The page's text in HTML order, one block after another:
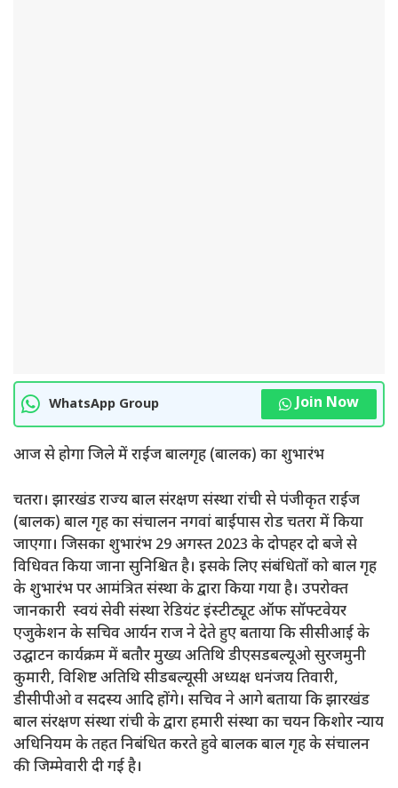
WhatsApp Group Join Now
आज से होगा जिले में राईज बालगृह (बालक) का शुभारंभ
चतरा। झारखंड राज्य बाल संरक्षण संस्था रांची से पंजीकृत राईज
(बालक) बाल गृह का संचालन नगवां बाईपास रोड चतरा में किया
जाएगा। जिसका शुभारंभ 29 अगस्त 2023 के दोपहर दो बजे से
विधिवत किया जाना सुनिश्चित है। इसके लिए संबंधितों को बाल गृह
के शुभारंभ पर आमंत्रित संस्था के द्वारा किया गया है। उपरोक्त
जानकारी स्वयं सेवी संस्था रेडियंट इंस्टीट्यूट ऑफ सॉफ्टवेयर
एजुकेशन के सचिव आर्यन राज ने देते हुए बताया कि सीसीआई के
उद्घाटन कार्यक्रम में बतौर मुख्य अतिथि डीएसडबल्यूओ सुरजमुनी
कुमारी, विशिष्ट अतिथि सीडबल्यूसी अध्यक्ष धनंजय तिवारी,
डीसीपीओ व सदस्य आदि होंगे। सचिव ने आगे बताया कि झारखंड
बाल संरक्षण संस्था रांची के द्वारा हमारी संस्था का चयन किशोर न्याय
अधिनियम के तहत निबंधित करते हुवे बालक बाल गृह के संचालन
की जिम्मेवारी दी गई है।